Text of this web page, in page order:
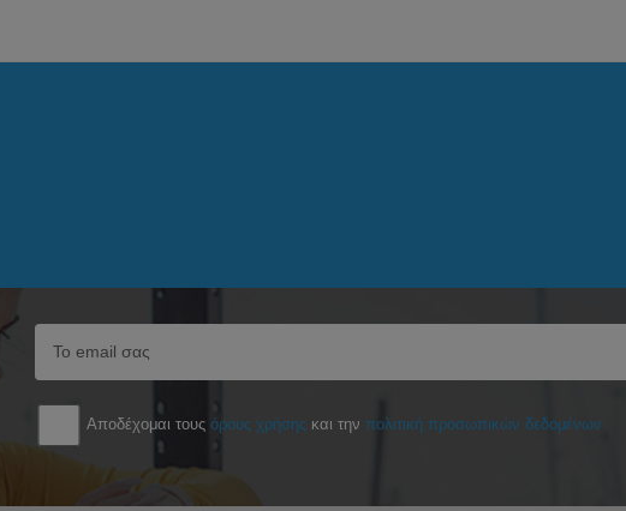
Αποδέχομαι τουςόρους χρήσης και τηνπολιτική προσωπικών δεδομένων